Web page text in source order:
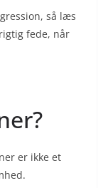
så læs
fede, når
er ikke et